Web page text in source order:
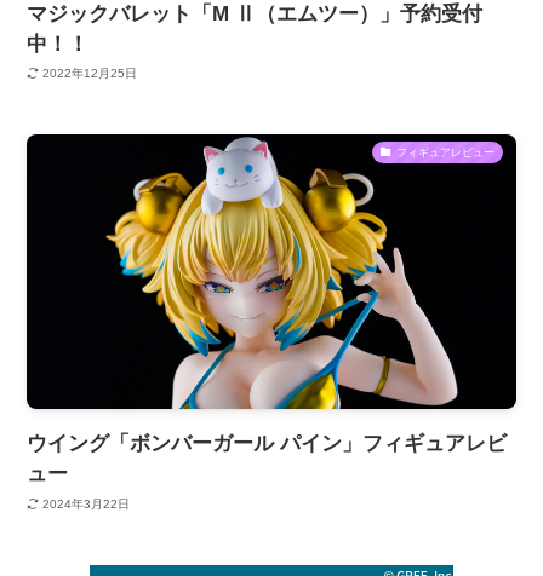
マジックバレット「M Ⅱ（エムツー）」予約受付
中！！
2022年12月25日
フィギュアレビュー
ウイング「ボンバーガール パイン」フィギュアレビ
ュー
2024年3月22日